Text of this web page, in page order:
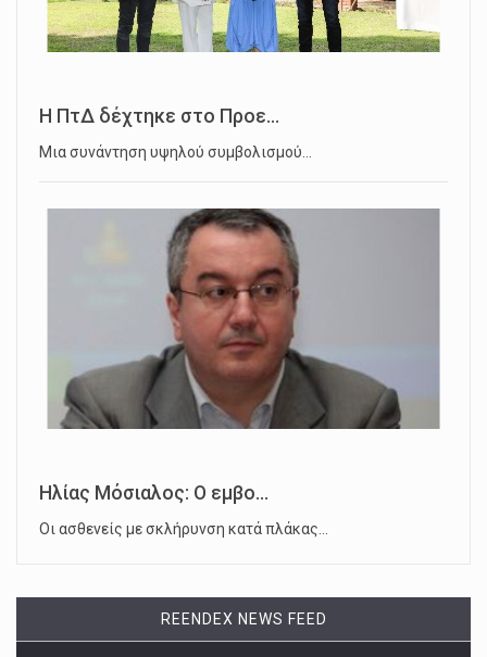
Η ΠτΔ δέχτηκε στο Προε...
Μια συνάντηση υψηλού συμβολισμού…
Ηλίας Μόσιαλος: Ο εμβο...
Οι ασθενείς με σκλήρυνση κατά πλάκας…
REENDEX NEWS FEED